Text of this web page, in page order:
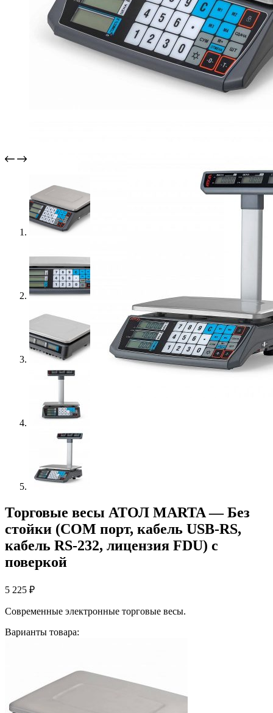
Торговые весы АТОЛ MARTA — Без
стойки (СОМ порт, кабель USB-RS,
кабель RS-232, лицензия FDU) с
поверкой
5 225 ₽
Современные электронные торговые весы.
Варианты товара: